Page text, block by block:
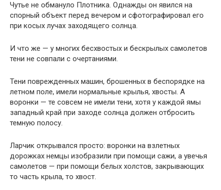
Чутье не обмануло Плотника. Однажды он явился на
спорный объект перед вечером и сфотографировал его
при косых лучах заходящего солнца.
И что же — у многих бесхвостых и бескрылых самолетов
тени не совпали с очертаниями.
Тени поврежденных машин, брошенных в беспорядке на
летном поле, имели нормальные крылья, хвосты. А
воронки — те совсем не имели тени, хотя у каждой ямы
западный край при заходе солнца должен отбросить
темную полосу.
Ларчик открывался просто: воронки на взлетных
дорожках немцы изобразили при помощи сажи, а увечья
самолетов — при помощи белых холстов, закрывающих
то часть крыла, то хвост.